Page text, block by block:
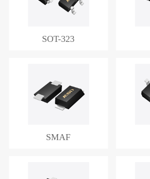
SOT-323
SMAF